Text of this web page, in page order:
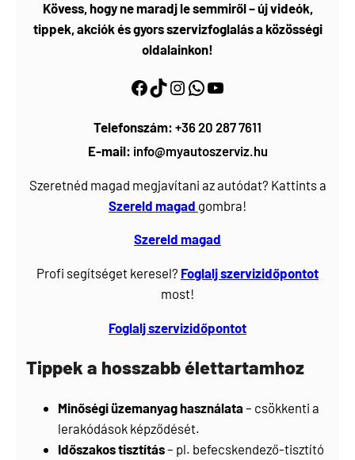
Kövess, hogy ne maradj le semmiről – új videók,
tippek, akciók és gyors szervizfoglalás a közösségi
oldalainkon!
Facebook https://www.tiktok.com/@myautoszerviz.hu https://www.instagram.com/myautoszerviz.hu/ wa.me/36202877611 YouTube
Telefonszám: +36 20 287 7611
E-mail: info@myautoszerviz.hu
Szeretnéd magad megjavítani az autódat? Kattints a
Szereld magad gombra!
Szereld magad
Profi segítséget keresel? Foglaljszervizidőpontot
most!
Foglalj szervizidőpontot
Tippek a hosszabb élettartamhoz
Minőségi üzemanyag használata – csökkenti a
lerakódások képződését.
Időszakos tisztítás– pl. befecskendező-tisztító